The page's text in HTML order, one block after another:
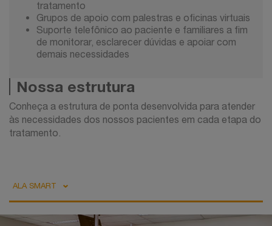
tratamento
Grupos de apoio com palestras e oficinas virtuais
Suporte telefônico ao paciente e familiares a fim
de monitorar, esclarecer dúvidas e apoiar com
demais necessidades
Nossa estrutura
Conheça a estrutura de ponta desenvolvida para atender
às necessidades dos nossos pacientes em cada etapa do
tratamento.
ALA SMART